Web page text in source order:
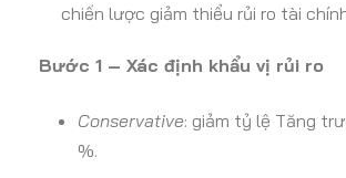
chiến lược giảm thiểu rủi ro tài
Bước 1 – Xác định khẩu vị rủi ro
Conservative: giảm tỷ lệ Tăng
%.